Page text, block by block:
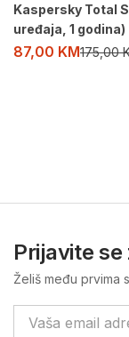
Kaspersky Total
uređaja, 1 godina)
87,00 KM175,00
Prijavite
Želiš među prvima